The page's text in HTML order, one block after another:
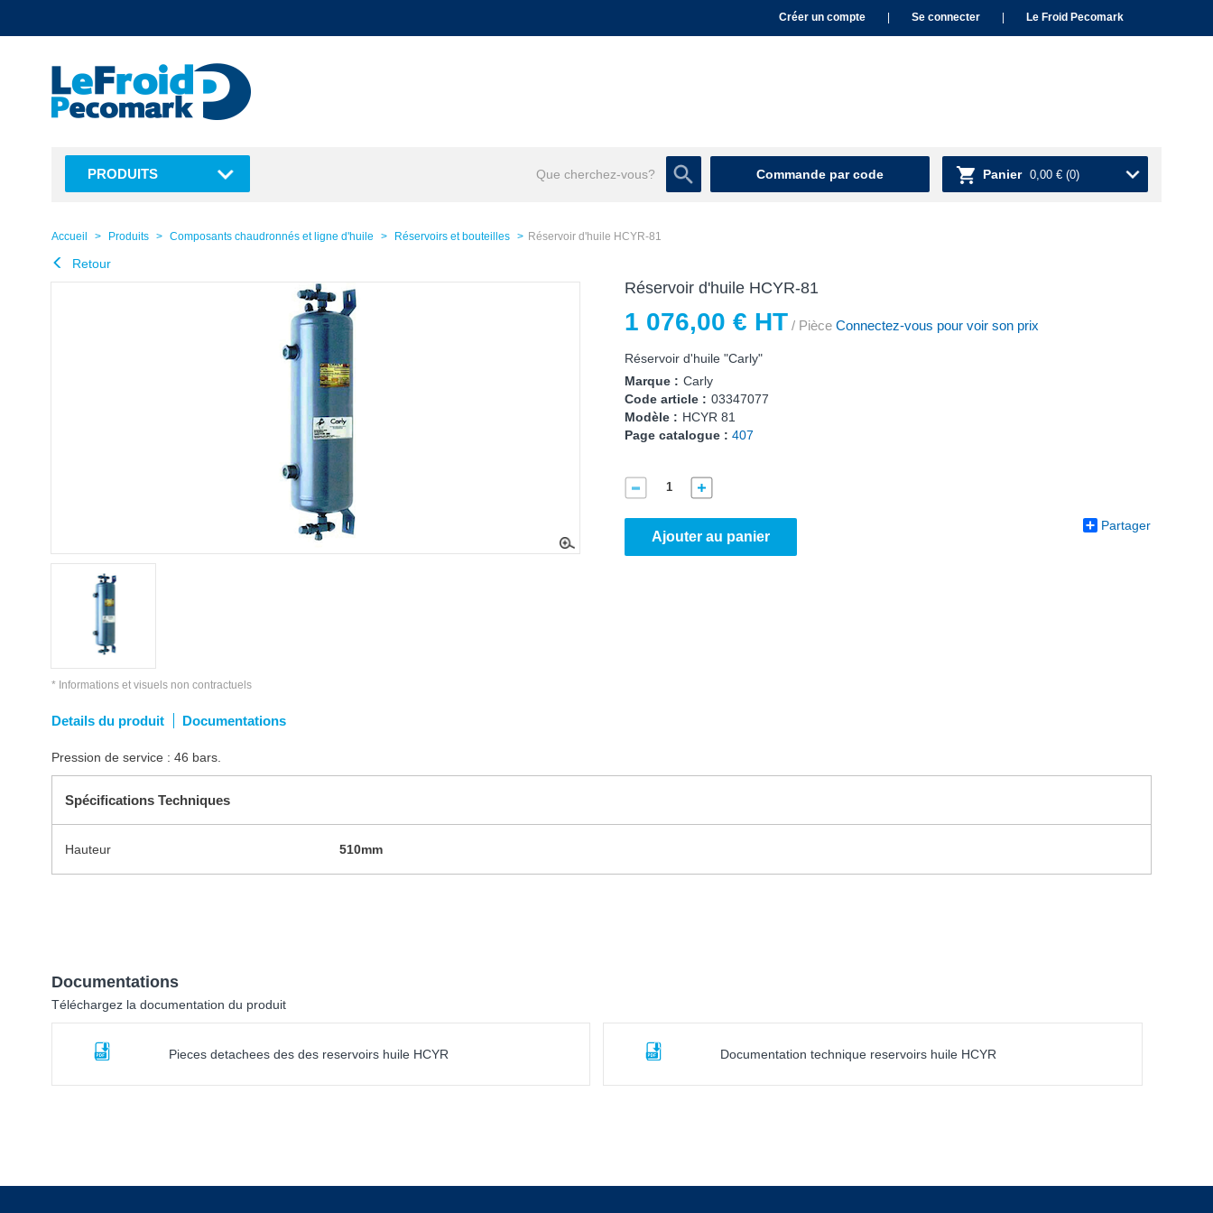
Créer un compte Se connecter Le Froid Pecomark
Commande par code Panier 0,00 € (0)
PRODUITS
Accueil Produits Composants chaudronnés et ligne d'huile Réservoirs et bouteilles Réservoir d'huile HCYR-81
Retour
* Informations et visuels non contractuels
Details du produit Documentations
Réservoir d'huile HCYR-81
1 076,00 € HT / Pièce Connectez-vous pour voir son prix
Réservoir d'huile "Carly"
Marque : Carly
Code article : 03347077
Modèle : HCYR 81
Page catalogue : 407
Ajouter au panier
Partager
Pression de service : 46 bars.
Spécifications Techniques
Hauteur 510mm
Documentations
Téléchargez la documentation du produit
Pieces detachees des des reservoirs huile HCYR Documentation technique reservoirs huile HCYR